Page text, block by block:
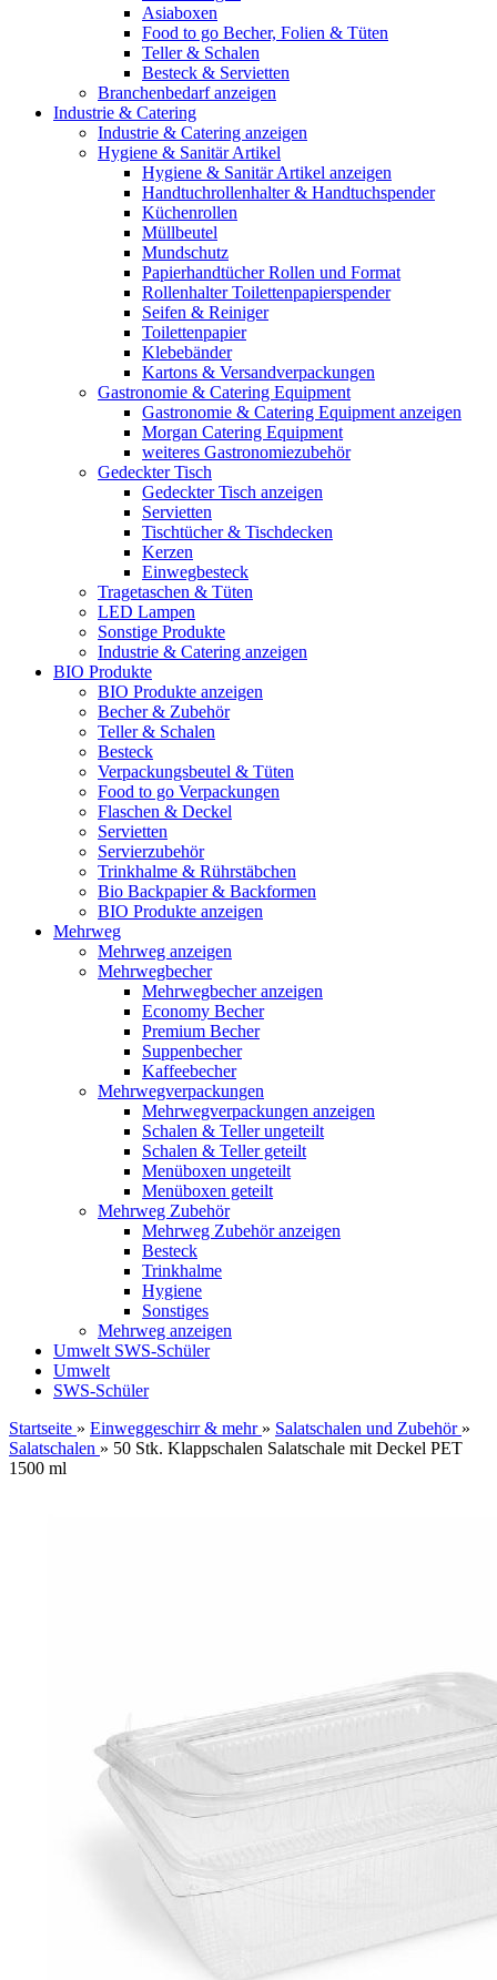
Asiaboxen
Food to go Becher, Folien & Tüten
Teller & Schalen
Besteck & Servietten
Branchenbedarf anzeigen
Industrie & Catering
Industrie & Catering anzeigen
Hygiene & Sanitär Artikel
Hygiene & Sanitär Artikel anzeigen
Handtuchrollenhalter & Handtuchspender
Küchenrollen
Müllbeutel
Mundschutz
Papierhandtücher Rollen und Format
Rollenhalter Toilettenpapierspender
Seifen & Reiniger
Toilettenpapier
Klebebänder
Kartons & Versandverpackungen
Gastronomie & Catering Equipment
Gastronomie & Catering Equipment anzeigen
Morgan Catering Equipment
weiteres Gastronomiezubehör
Gedeckter Tisch
Gedeckter Tisch anzeigen
Servietten
Tischtücher & Tischdecken
Kerzen
Einwegbesteck
Tragetaschen & Tüten
LED Lampen
Sonstige Produkte
Industrie & Catering anzeigen
BIO Produkte
BIO Produkte anzeigen
Becher & Zubehör
Teller & Schalen
Besteck
Verpackungsbeutel & Tüten
Food to go Verpackungen
Flaschen & Deckel
Servietten
Servierzubehör
Trinkhalme & Rührstäbchen
Bio Backpapier & Backformen
BIO Produkte anzeigen
Mehrweg
Mehrweg anzeigen
Mehrwegbecher
Mehrwegbecher anzeigen
Economy Becher
Premium Becher
Suppenbecher
Kaffeebecher
Mehrwegverpackungen
Mehrwegverpackungen anzeigen
Schalen & Teller ungeteilt
Schalen & Teller geteilt
Menüboxen ungeteilt
Menüboxen geteilt
Mehrweg Zubehör
Mehrweg Zubehör anzeigen
Besteck
Trinkhalme
Hygiene
Sonstiges
Mehrweg anzeigen
Umwelt SWS-Schüler
Umwelt
SWS-Schüler
Startseite » Einweggeschirr & mehr » Salatschalen und Zubehör »
Salatschalen » 50 Stk. Klappschalen Salatschale mit Deckel PET
1500 ml